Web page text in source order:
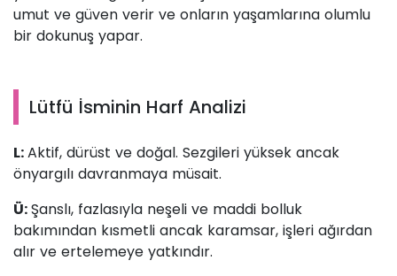
umut ve güven verir ve onların yaşamlarına olumlu
bir dokunuş yapar.
Lütfü İsminin Harf Analizi
L:Aktif, dürüst ve doğal. Sezgileri yüksek ancak
önyargılı davranmaya müsait.
Ü:Şanslı, fazlasıyla neşeli ve maddi bolluk
bakımından kısmetli ancak karamsar, işleri ağırdan
alır ve ertelemeye yatkındır.